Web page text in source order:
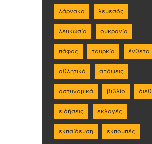
λάρνακα λεμεσός
λευκωσία ουκρανία
πάφος τουρκία ένθετα
αθλητικά απόψεις
αστυνομικά βιβλίο
ειδήσεις εκλογές
εκπαίδευση εκπομπές